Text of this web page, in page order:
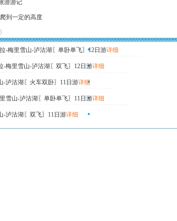
游游记
到一定的高度
详细
-梅里雪山-泸沽湖〖单卧单飞〗12日游
详细
-梅里雪山-泸沽湖〖双飞〗12日游
详细
-泸沽湖〖火车双卧〗11日游
详细
雪山-泸沽湖〖单卧单飞〗11日游
详细
-泸沽湖〖双飞〗11日游